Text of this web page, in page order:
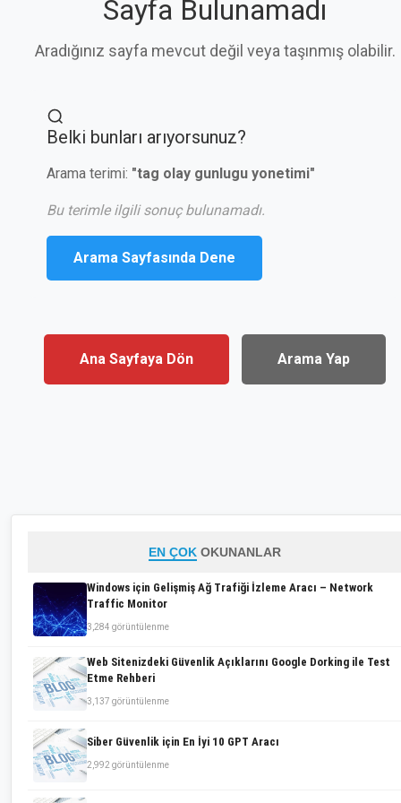
Sayfa Bulunamadı
Aradığınız sayfa mevcut değil veya taşınmış olabilir.
Belki bunları arıyorsunuz?
Arama terimi: "tag olay gunlugu yonetimi"
Bu terimle ilgili sonuç bulunamadı.
Arama Sayfasında Dene
Ana Sayfaya Dön Arama Yap
EN ÇOK OKUNANLAR
Windows için Gelişmiş Ağ Trafiği İzleme Aracı – Network
Traffic Monitor
3,284 görüntülenme
Web Sitenizdeki Güvenlik Açıklarını Google Dorking ile Test
Etme Rehberi
3,137 görüntülenme
Siber Güvenlik için En İyi 10 GPT Aracı
2,992 görüntülenme